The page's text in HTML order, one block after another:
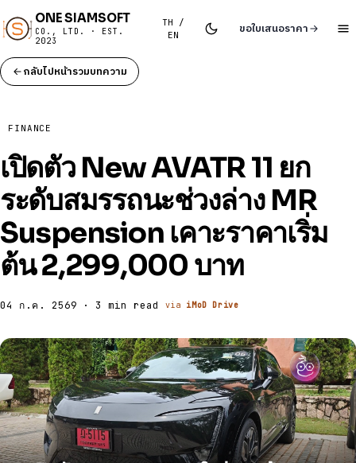
ONE SIAMSOFT
CO., LTD. · EST.
2023
TH /
EN
ขอใบเสนอราคา
กลับไปหน้ารวมบทความ
FINANCE
เปิดตัว New AVATR 11 ยก
ระดับสมรรถนะช่วงล่าง MR
Suspension เคาะราคาเริ่ม
ต้น 2,299,000 บาท
04 ก.ค. 2569 · 3 min read via iMoD Drive